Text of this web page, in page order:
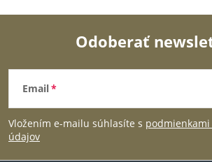
Z
á
p
Odoberať
Email
Vložením e-mailu súhlasíte s
údajov